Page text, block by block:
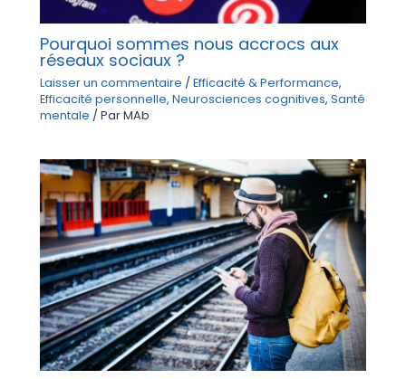
Pourquoi sommes nous accrocs aux
réseaux sociaux ?
Laisser un commentaire /Efficacité & Performance,
Efficacité personnelle,Neurosciences cognitives,Santé
mentale / ParMAb